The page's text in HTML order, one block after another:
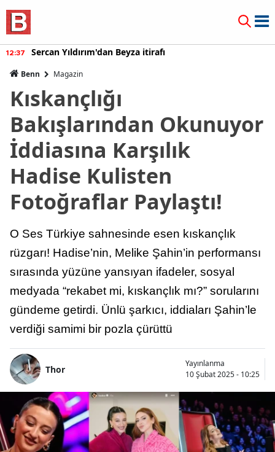
12:37 Sercan Yıldırım'dan Beyza itirafı
Benn Magazin
Kıskançlığı
Bakışlarından Okunuyor
İddiasına Karşılık
Hadise Kulisten
Fotoğraflar Paylaştı!
O Ses Türkiye sahnesinde esen kıskançlık
rüzgarı! Hadise’nin, Melike Şahin’in performansı
sırasında yüzüne yansıyan ifadeler, sosyal
medyada “rekabet mi, kıskançlık mı?” sorularını
gündeme getirdi. Ünlü şarkıcı, iddiaları Şahin’le
verdiği samimi bir pozla çürüttü
Thor
Yayınlanma
10 Şubat 2025 - 10:25